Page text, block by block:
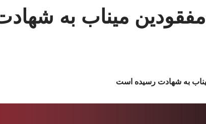
میناب به
به شهادت رسیده است